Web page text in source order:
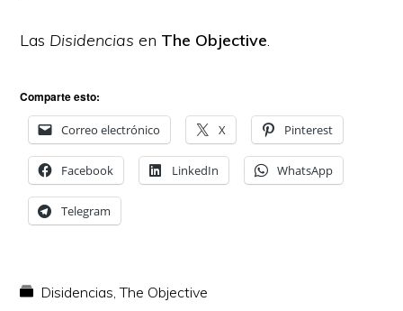
Las Disidencias en The Objective.
Comparte esto:
Correo electrónico X Pinterest
Facebook LinkedIn WhatsApp
Telegram
Disidencias,The Objective